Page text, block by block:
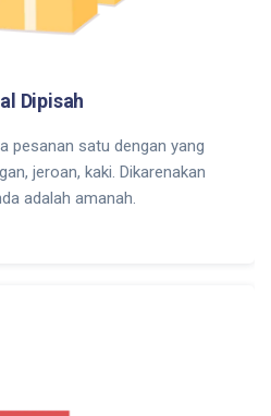
Dipisah
pesanan satu dengan yang
jeroan, kaki. Dikarenakan
adalah amanah.